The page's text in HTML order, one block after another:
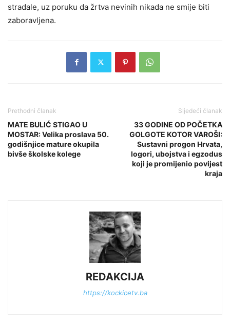
stradale, uz poruku da žrtva nevinih nikada ne smije biti
zaboravljena.
Prethodni članak
MATE BULIĆ STIGAO U
MOSTAR: Velika proslava 50.
godišnjice mature okupila
bivše školske kolege
Sljedeći članak
33 GODINE OD POČETKA
GOLGOTE KOTOR VAROŠI:
Sustavni progon Hrvata,
logori, ubojstva i egzodus
koji je promijenio povijest
kraja
REDAKCIJA
https://kockicetv.ba